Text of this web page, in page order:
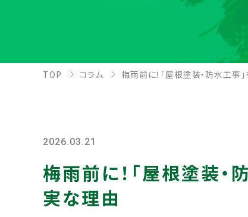
TOP コラム 梅雨前に！「屋根塗装・防水工事
2026.03.21
梅雨前に！「屋根塗装
実な理由